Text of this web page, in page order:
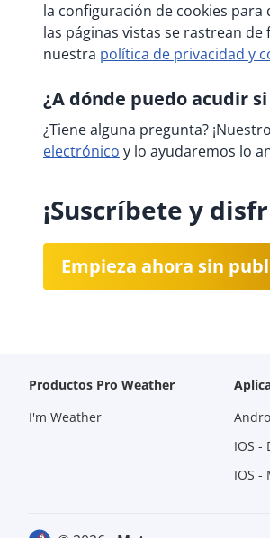
la configuración de cookies para
las páginas vistas se rastrean
nuestra política de privacidad y
¿A dónde puedo acudir
¿Tiene alguna pregunta?
electrónico y lo ayudaremos lo
¡Suscríbete y
Empieza ahora sin
Productos Pro Weather
I'm Weather
IOS -
IOS -